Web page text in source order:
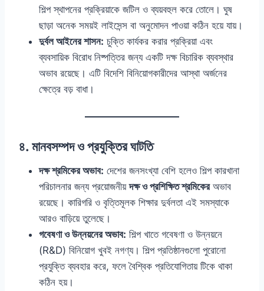
শিল্প স্থাপনের প্রক্রিয়াকে জটিল ও ব্যয়বহুল করে তোলে। ঘুষ
ছাড়া অনেক সময়ই লাইসেন্স বা অনুমোদন পাওয়া কঠিন হয়ে যায়।
দুর্বল আইনের শাসন: চুক্তি কার্যকর করার প্রক্রিয়া এবং
ব্যবসায়িক বিরোধ নিষ্পত্তির জন্য একটি দক্ষ বিচারিক ব্যবস্থার
অভাব রয়েছে। এটি বিদেশি বিনিয়োগকারীদের আস্থা অর্জনের
ক্ষেত্রে বড় বাধা।
৪. মানবসম্পদ ও প্রযুক্তির ঘাটতি
দক্ষ শ্রমিকের অভাব: দেশের জনসংখ্যা বেশি হলেও শিল্প কারখানা
পরিচালনার জন্য প্রয়োজনীয়দক্ষ ও প্রশিক্ষিত শ্রমিকেরঅভাব
রয়েছে। কারিগরি ও বৃত্তিমূলক শিক্ষার দুর্বলতা এই সমস্যাকে
আরও বাড়িয়ে তুলেছে।
গবেষণা ও উন্নয়নের অভাব: শিল্প খাতে গবেষণা ও উন্নয়নে
(R&D) বিনিয়োগ খুবই নগণ্য। শিল্প প্রতিষ্ঠানগুলো পুরোনো
প্রযুক্তি ব্যবহার করে, ফলে বৈশ্বিক প্রতিযোগিতায় টিকে থাকা
কঠিন হয়।